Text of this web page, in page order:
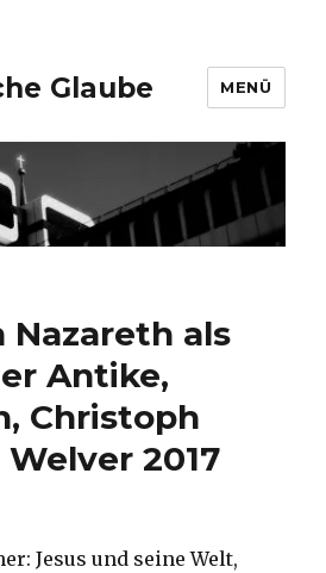
Glaube MENÜ
Nazareth als
Antike,
Christoph
2017
Jesus und seine Welt,